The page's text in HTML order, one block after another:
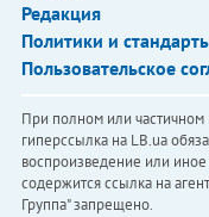
Редакция
Политики и
Пользовательское
При полном или
гиперссылка на LB.ua
воспроизведение или
содержится ссылка на
Группа" запрещено.